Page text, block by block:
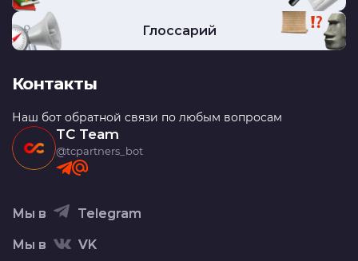
Глоссарий
Контакты
Наш бот обратной связи по любым вопросам
TC Team
@tcpartners_bot
Мы в Telegram
Мы в VK